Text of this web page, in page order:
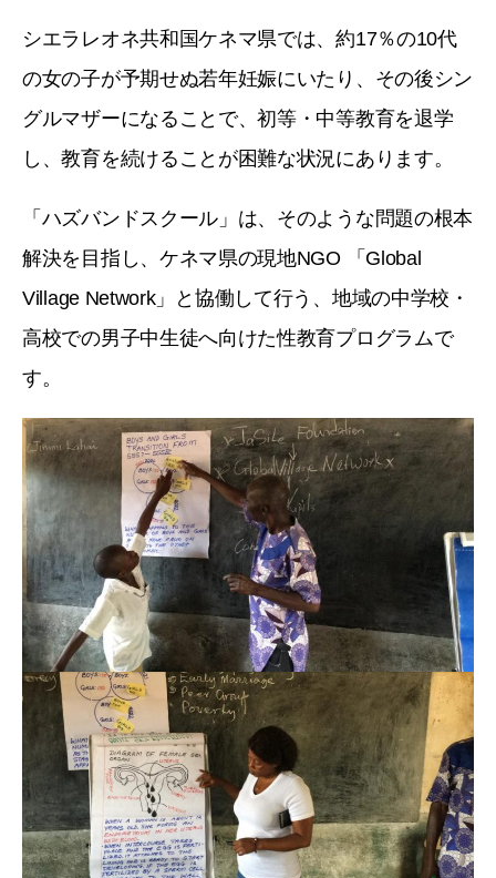
シエラレオネ共和国ケネマ県では、約17％の10代
の女の子が予期せぬ若年妊娠にいたり、その後シン
グルマザーになることで、初等・中等教育を退学
し、教育を続けることが困難な状況にあります。
「ハズバンドスクール」は、そのような問題の根本
解決を目指し、ケネマ県の現地NGO 「Global
Village Network」と協働して行う、地域の中学校・
高校での男子中生徒へ向けた性教育プログラムで
す。